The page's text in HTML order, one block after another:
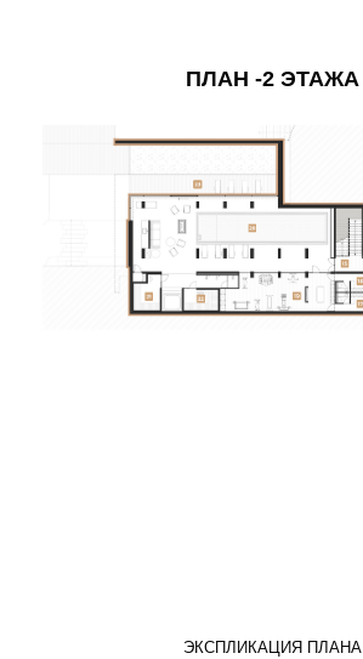
ПЛАН -2 ЭТАЖА
ЭКСПЛИКАЦИЯ ПЛАНА